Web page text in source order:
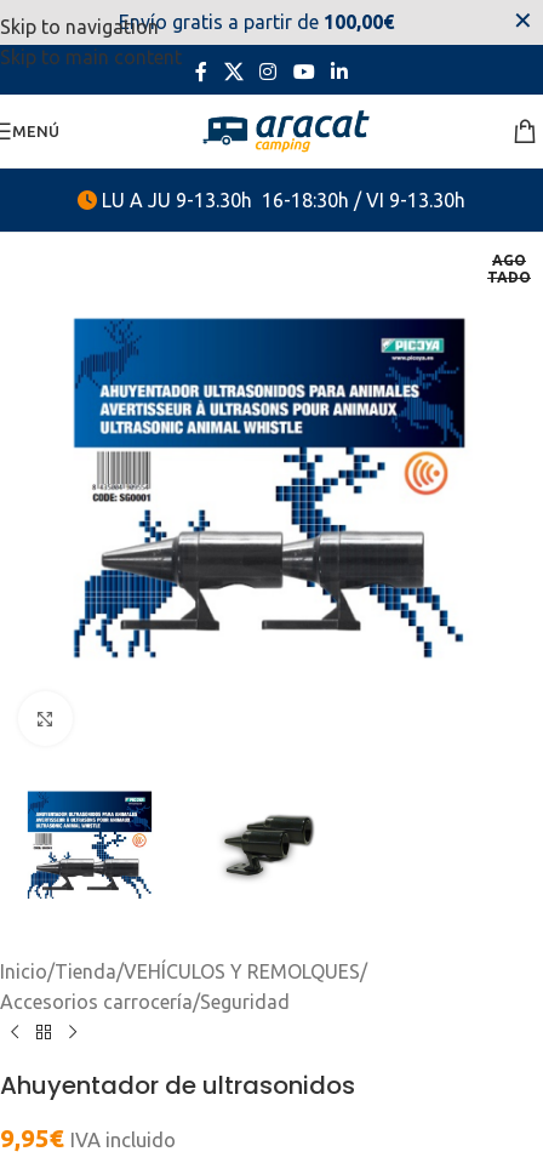
Skip to navigation
Skip to main content
estaremos disponibles. Disculpen las molestias.
MENÚ
LU A JU 9-13.30h 16-18:30h / VI 9-13.30h
Envío gratis a partir de 100,00€ ✕
AGO
TADO
Inicio/Tienda/VEHÍCULOS Y REMOLQUES/
Accesorios carrocería/Seguridad
Ahuyentador de ultrasonidos
9,95€ IVA incluido